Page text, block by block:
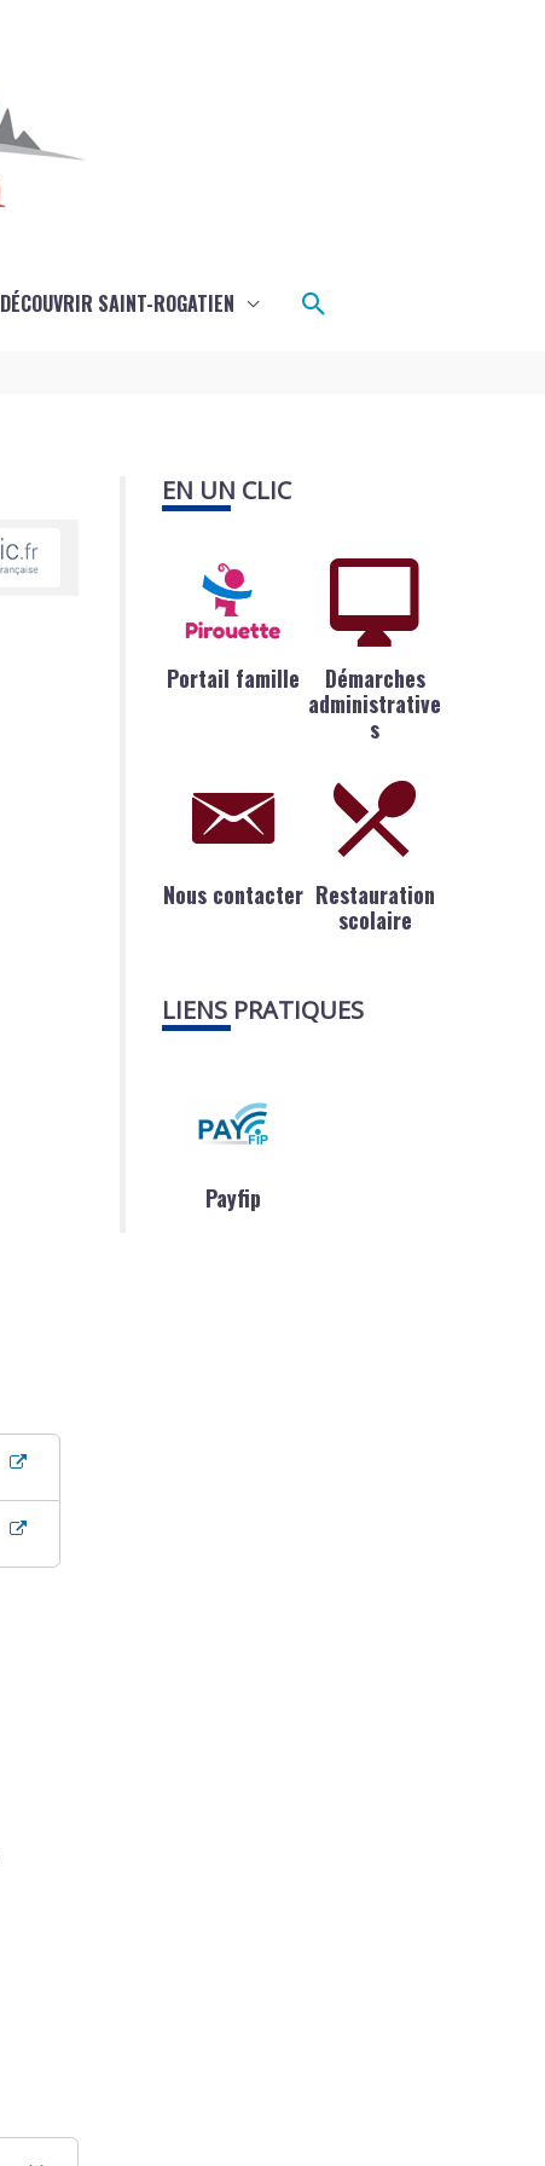
DÉCOUVRIR SAINT-ROGATIEN Rechercher
EN UN CLIC
Portail famille
Démarches
administrative
s
Nous contacter Restauration
scolaire
LIENS PRATIQUES
Payfip